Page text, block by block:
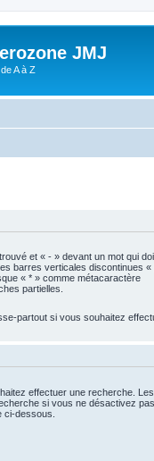
JMJ
A à Z
et « - » devant un mot qui
barres verticales discontinues «
« * » comme métacaractère
partielles.
partout si vous souhaitez
effectuer une recherche. Les
si vous ne désactivez pas
ci-dessous.